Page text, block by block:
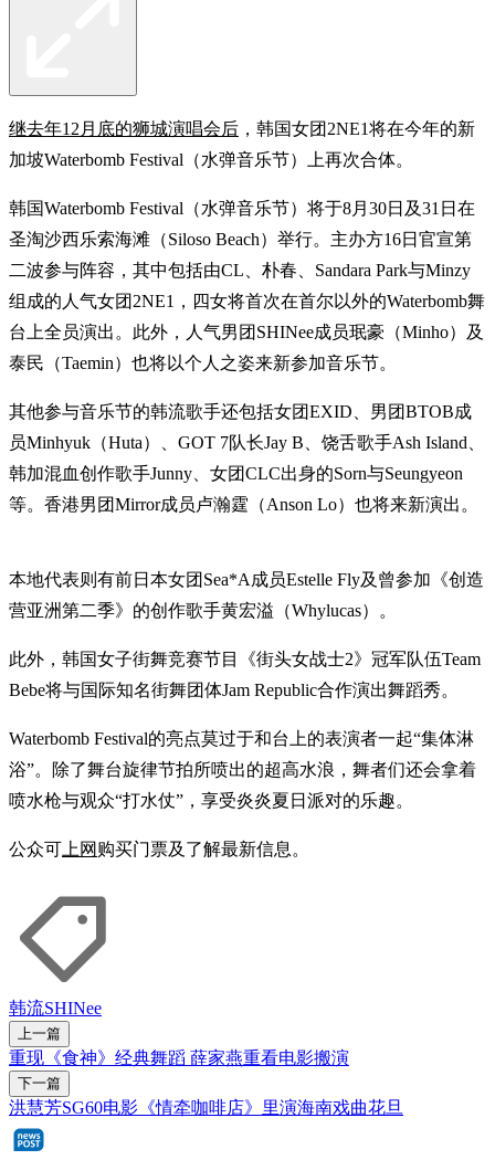
继去年12月底的狮城演唱会后 ，韩国女团2NE1将在今年的新
加坡Waterbomb Festival（水弹音乐节）上再次合体。
韩国Waterbomb Festival（水弹音乐节）将于8月30日及31日在
圣淘沙西乐索海滩（Siloso Beach）举行。主办方16日官宣第
二波参与阵容，其中包括由CL、朴春、Sandara Park与Minzy
组成的人气女团2NE1，四女将首次在首尔以外的Waterbomb舞
台上全员演出。此外，人气男团SHINee成员珉豪（Minho）及
泰民（Taemin）也将以个人之姿来新参加音乐节。
其他参与音乐节的韩流歌手还包括女团EXID、男团BTOB成
员Minhyuk（Huta）、GOT 7队长Jay B、饶舌歌手Ash Island、
韩加混血创作歌手Junny、女团CLC出身的Sorn与Seungyeon
等。香港男团Mirror成员卢瀚霆（Anson Lo）也将来新演出。
本地代表则有前日本女团Sea*A成员Estelle Fly及曾参加《创造
营亚洲第二季》的创作歌手黄宏溢（Whylucas）。
此外，韩国女子街舞竞赛节目《街头女战士2》冠军队伍Team
Bebe将与国际知名街舞团体Jam Republic合作演出舞蹈秀。
Waterbomb Festival的亮点莫过于和台上的表演者一起“集体淋
浴”。除了舞台旋律节拍所喷出的超高水浪，舞者们还会拿着
喷水枪与观众“打水仗”，享受炎炎夏日派对的乐趣。
公众可 上网 购买门票及了解最新信息。
韩流SHINee
上一篇
重现《食神》经典舞蹈 薛家燕重看电影搬演
下一篇
洪慧芳SG60电影《情牵咖啡店》里演海南戏曲花旦